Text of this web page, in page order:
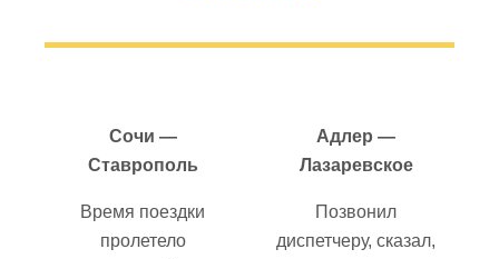
Сочи —
Ставрополь
Время поездки
пролетело
Адлер —
Лазаревское
Позвонил
диспетчеру, сказал,